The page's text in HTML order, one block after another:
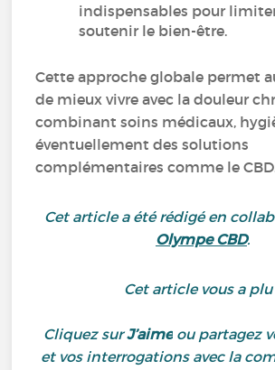
indispensables pour
soutenir le bien-être.
Cette approche globale permet
de mieux vivre avec la douleur
combinant soins médicaux,
éventuellement des solutions
complémentaires comme le
Cet article a été rédigé en
Olympe CBD.
Cet article vous a plu
Cliquez surJ’aime ou partagez
et vos interrogations avec la